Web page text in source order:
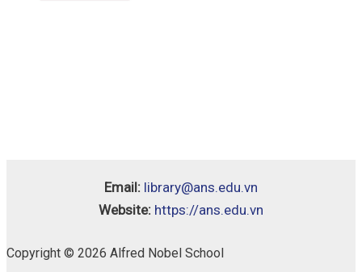
Email: library@ans.edu.vn
Website: https://ans.edu.vn
Copyright © 2026 Alfred Nobel School